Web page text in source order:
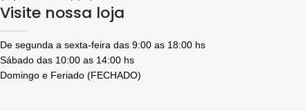
Visite nossa loja
De segunda a sexta-feira das 9:00 as 18:00 hs
Sábado das 10:00 as 14:00 hs
Domingo e Feriado (FECHADO)